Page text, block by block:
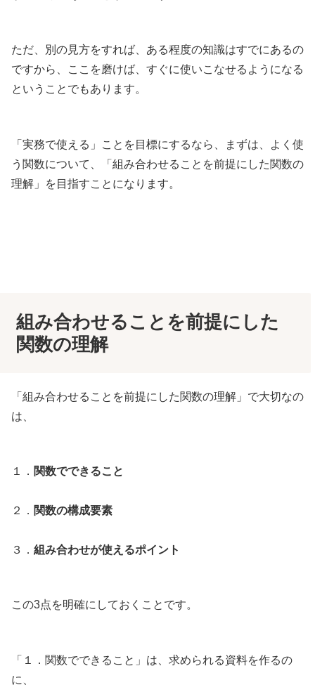
ただ、別の見方をすれば、ある程度の知識はすでにあるの
ですから、ここを磨けば、すぐに使いこなせるようになる
ということでもあります。
「実務で使える」ことを目標にするなら、まずは、よく使
う関数について、「組み合わせることを前提にした関数の
理解」を目指すことになります。
組み合わせることを前提にした
関数の理解
「組み合わせることを前提にした関数の理解」で大切なの
は、
１． 関数でできること
２． 関数の構成要素
３． 組み合わせが使えるポイント
この3点を明確にしておくことです。
「１．関数でできること」は、求められる資料を作るの
に、